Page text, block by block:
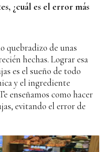
¿cuál es el error más
quebradizo de unas
hechas. Lograr esa
es el sueño de todo
y el ingrediente
enseñamos como hacer
evitando el error de